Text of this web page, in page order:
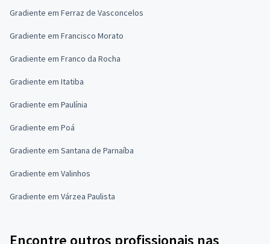
Gradiente em Ferraz de Vasconcelos
Gradiente em Francisco Morato
Gradiente em Franco da Rocha
Gradiente em Itatiba
Gradiente em Paulínia
Gradiente em Poá
Gradiente em Santana de Parnaíba
Gradiente em Valinhos
Gradiente em Várzea Paulista
Encontre outros profissionais nas